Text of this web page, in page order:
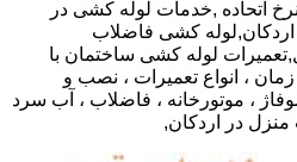
اتحاده ,خدمات لوله کشی در
کشی فاضلاب
لوله کشی ساختمان با
، انواع تعمیرات ، نصب و
، موتورخانه ، فاضلاب ، آب سرد
در اردکان,